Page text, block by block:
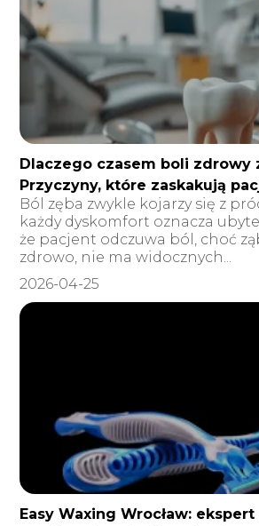
Dlaczego czasem boli zdrowy
Przyczyny, które zaskakują
Ból zęba zwykle kojarzy się z
każdy dyskomfort oznacza
że pacjent odczuwa ból, choć
zdrowo, nie ma widocznych...
2026-04-25
Easy Waxing Wrocław: